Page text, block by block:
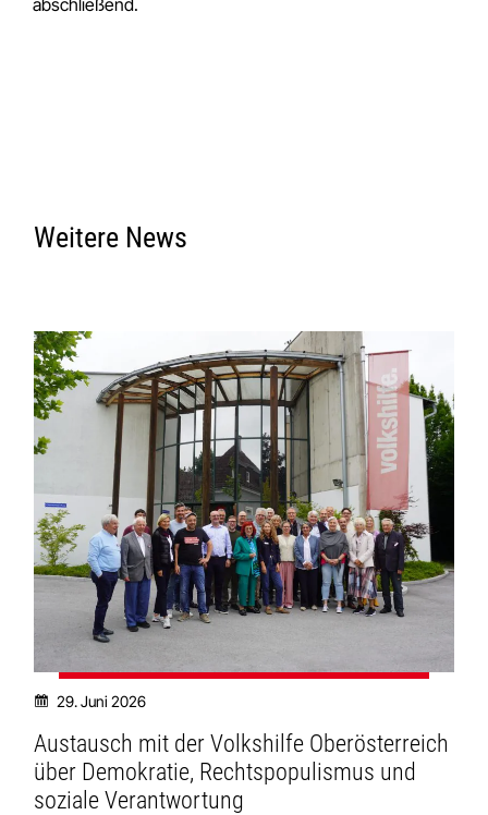
abschließend.
Weitere News
Austausch mit der Volkshilfe Oberösterreich
über Demokratie, Rechtspopulismus und
soziale Verantwortung
29. Juni 2026